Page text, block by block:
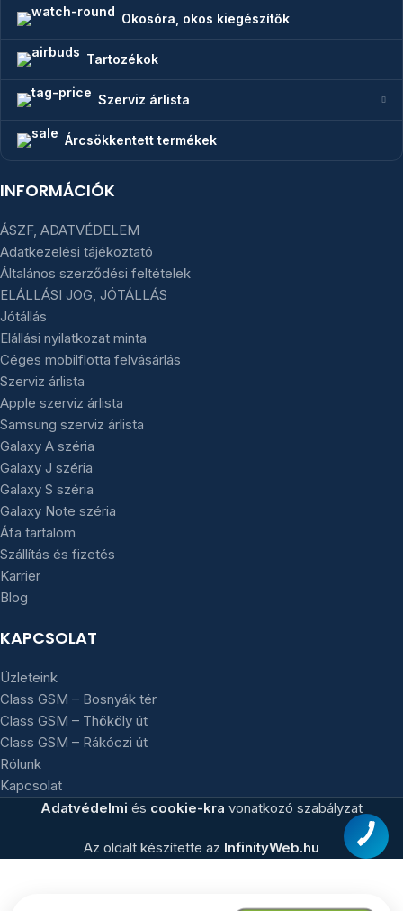
Okosóra, okos kiegészítők
Tartozékok
Szerviz árlista
Árcsökkentett termékek
INFORMÁCIÓK
ÁSZF, ADATVÉDELEM
Adatkezelési tájékoztató
Általános szerződési feltételek
ELÁLLÁSI JOG, JÓTÁLLÁS
Jótállás
Elállási nyilatkozat minta
Céges mobilflotta felvásárlás
Szerviz árlista
Apple szerviz árlista
Samsung szerviz árlista
Galaxy A széria
Galaxy J széria
Galaxy S széria
Galaxy Note széria
Áfa tartalom
Szállítás és fizetés
Karrier
Blog
KAPCSOLAT
Üzleteink
Class GSM – Bosnyák tér
Class GSM – Thököly út
Class GSM – Rákóczi út
Rólunk
Kapcsolat
Adatvédelmi és cookie-kra vonatkozó szabályzat
Az oldalt készítette az InfinityWeb.hu